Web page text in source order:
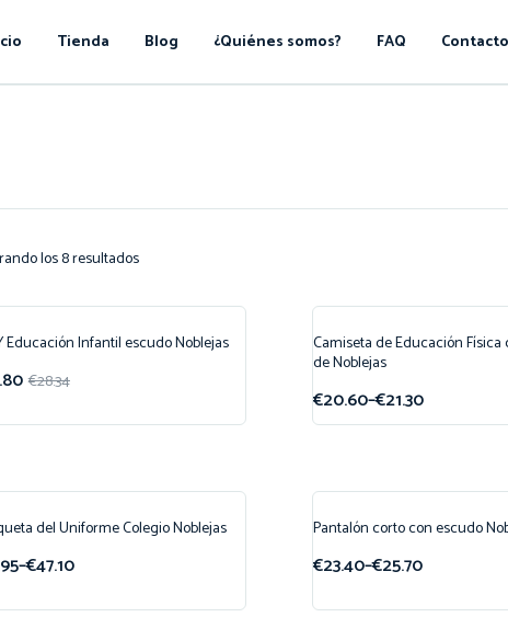
Tienda Blog ¿Quiénes somos? FAQ Contacto
los 8 resultados
Educación Infantil escudo Noblejas
€28.34
¡Oferta!
Camiseta de Educación
de Noblejas
€20.60–€21.30
del Uniforme Colegio Noblejas
–€47.10
¡Oferta!
Pantalón corto con escudo
€23.40–€25.70